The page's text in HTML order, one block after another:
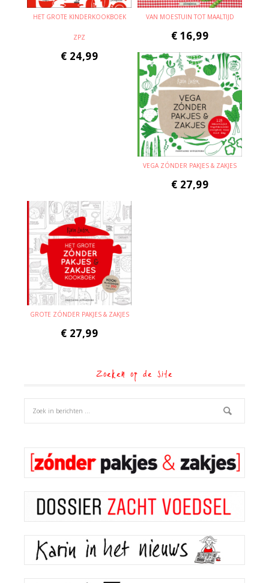
HET GROTE KINDERKOOKBOEK
ZPZ
€ 24,99
VAN MOESTUIN TOT MAALTIJD
€ 16,99
VEGA ZÓNDER PAKJES & ZAKJES
€ 27,99
GROTE ZÓNDER PAKJES & ZAKJES
€ 27,99
Zoeken op de site